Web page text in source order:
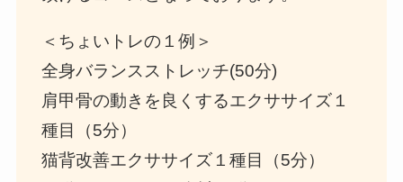
＜ちょいトレの１例＞
全身バランスストレッチ(50分)
肩甲骨の動きを良くするエクササイズ１
種目（5分）
猫背改善エクササイズ１種目（5分）